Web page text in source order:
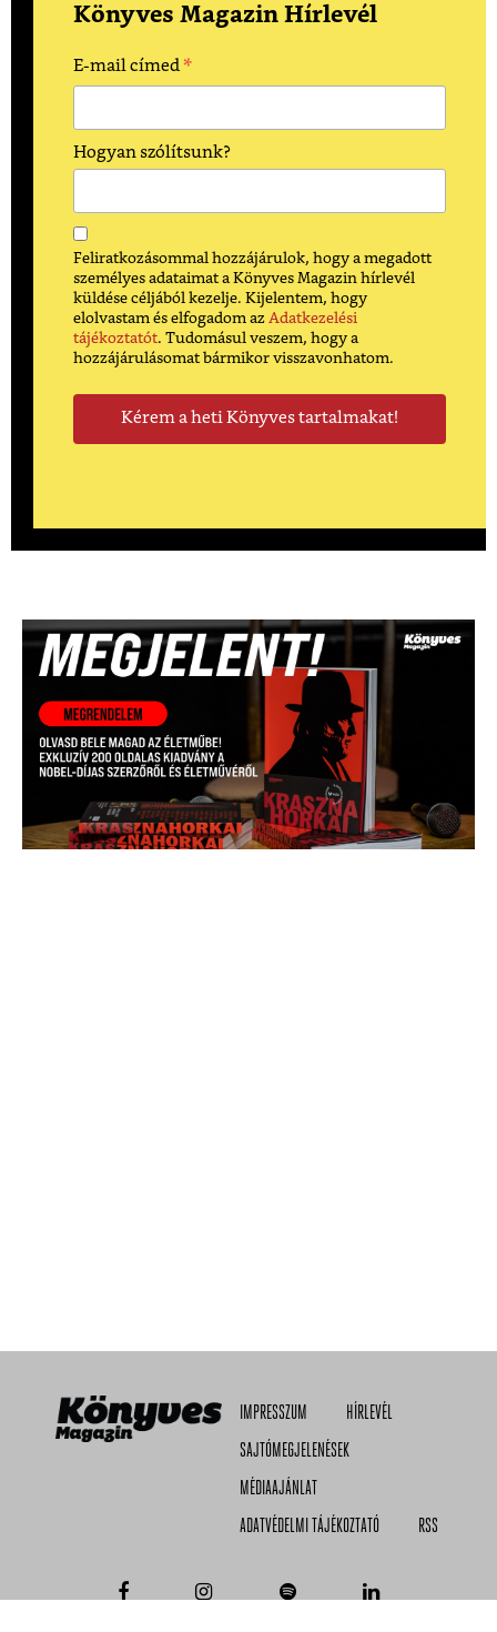
Könyves Magazin Hírlevél
E-mail címed *
Hogyan szólítsunk?
Feliratkozásommal hozzájárulok, hogy a megadott
személyes adataimat a Könyves Magazin hírlevél
küldése céljából kezelje. Kijelentem, hogy
elolvastam és elfogadom az Adatkezelési
tájékoztatót. Tudomásul veszem, hogy a
hozzájárulásomat bármikor visszavonhatom.
IMPRESSZUM
HÍRLEVÉL
SAJTÓMEGJELENÉSEK
MÉDIAAJÁNLAT
ADATVÉDELMI TÁJÉKOZTATÓ
RSS